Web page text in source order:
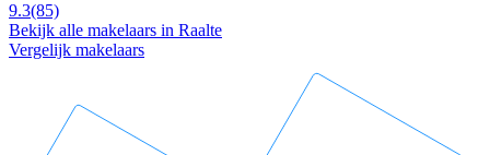
9.3(85)
Bekijk alle makelaars in Raalte
Vergelijk makelaars